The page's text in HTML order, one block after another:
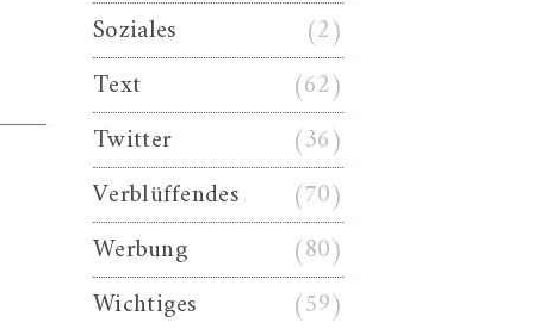
Soziales
(2)
Text
(62)
Twitter
(36)
Verblüffendes
(70)
Werbung
(80)
Wichtiges
(59)